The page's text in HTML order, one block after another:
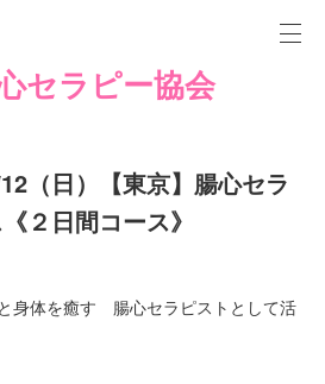
セラピー協会
（日）【東京】腸心セラ
２日間コース》
身体を癒す 腸心セラピストとして活